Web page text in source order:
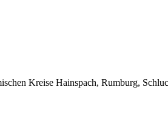
Kreise Hainspach, Rumburg,